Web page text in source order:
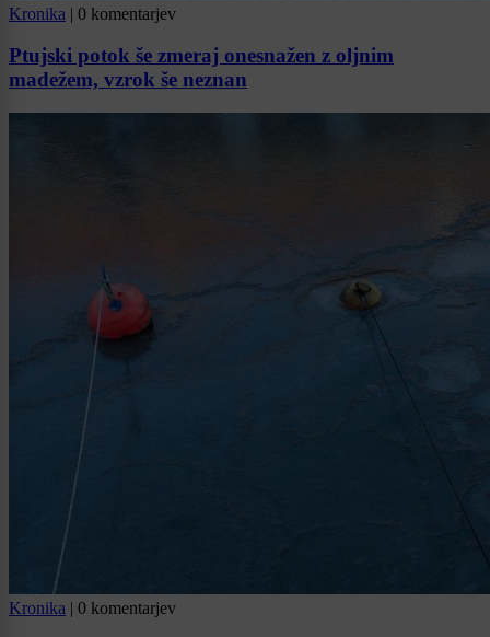
Kronika | 0 komentarjev
Ptujski potok še zmeraj onesnažen z oljnim
madežem, vzrok še neznan
Kronika | 0 komentarjev